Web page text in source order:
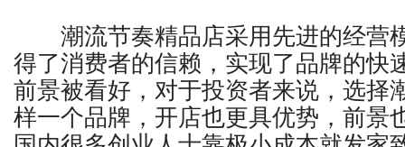
潮流节奏精品店采用先进的经营
得了消费者的信赖，实现了品牌的快
前景被看好，对于投资者来说，选择
样一个品牌，开店也更具优势，前景